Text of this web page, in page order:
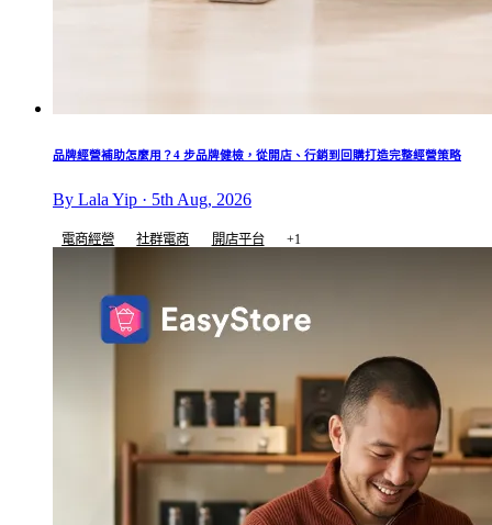
品牌經營補助怎麼用？4 步品牌健檢，從開店、行銷到回購打造完整經營策略
By Lala Yip · 5th Aug, 2026
電商經營 社群電商 開店平台 +1